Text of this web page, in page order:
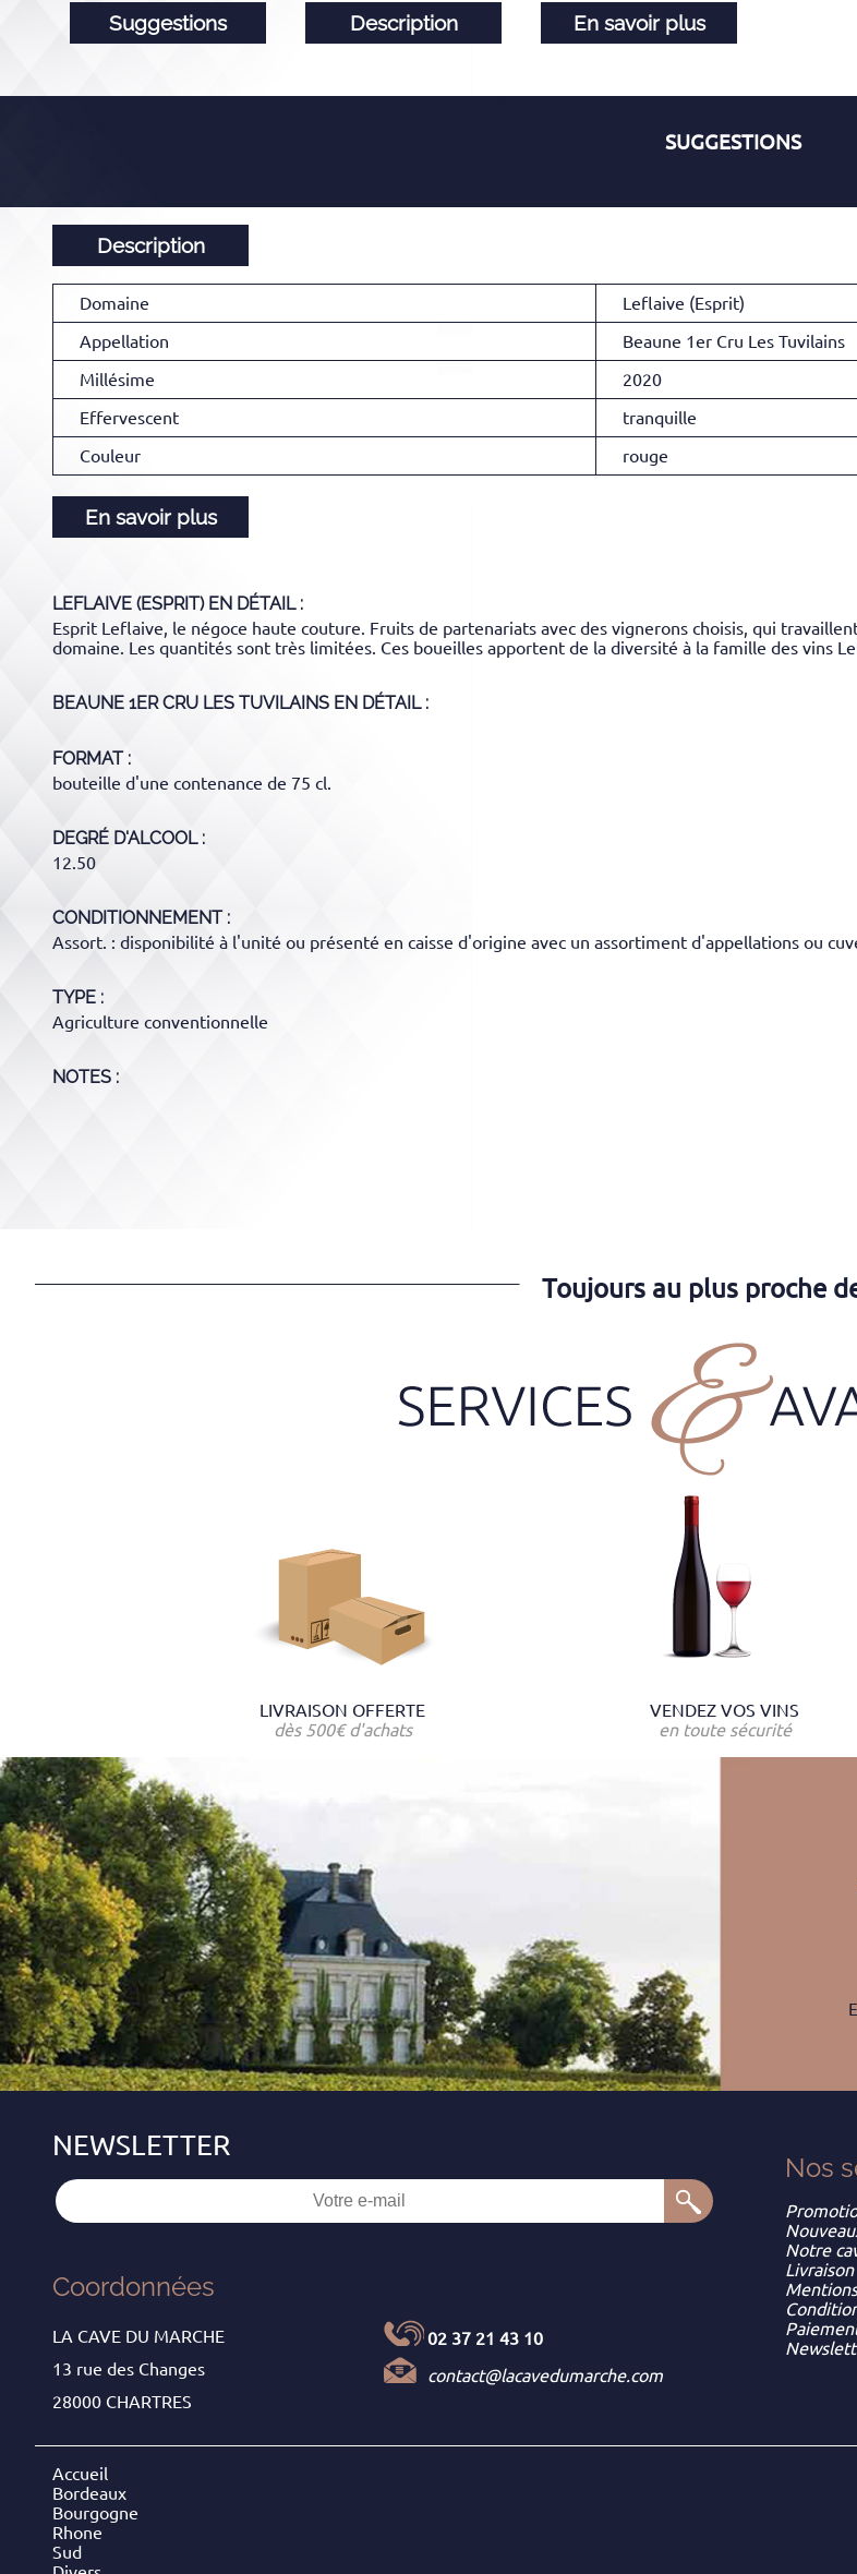
Suggestions Description En savoir plus
SUGGESTIONS
Description
Domaine
Leflaive (Esprit)
Appellation
Beaune 1er Cru Les Tuvilains
Millésime
2020
Effervescent
tranquille
Couleur
rouge
En savoir plus
LEFLAIVE (ESPRIT)EN DÉTAIL :
Esprit Leflaive, le négoce haute couture. Fruits de partenariats avec des vignerons choisis, qui
domaine. Les quantités sont très limitées. Ces boueilles apportent de la diversité à la famille des vins
BEAUNE 1ER CRU LES TUVILAINS EN DÉTAIL :
FORMAT
bouteille d'une contenance de 75 cl.
DEGRÉ D'ALCOOL
12.50
CONDITIONNEMENT
Assort. : disponibilité à l'unité ou présenté en caisse d'origine avec un assortiment d'appellations ou
TYPE
Agriculture conventionnelle
NOTES :
Toujours au plus proche
LIVRAISON OFFERTE
dès 500€ d'achats
VENDEZ VOS VINS
en toute sécurité
Coordonnées
LA CAVE DU MARCHE
13 rue des Changes
28000 CHARTRES
02 37 21 43 10
contact@lacavedumarche.com
Nos
Notre
Livraison
Accueil
Bordeaux
Bourgogne
Rhone
Sud